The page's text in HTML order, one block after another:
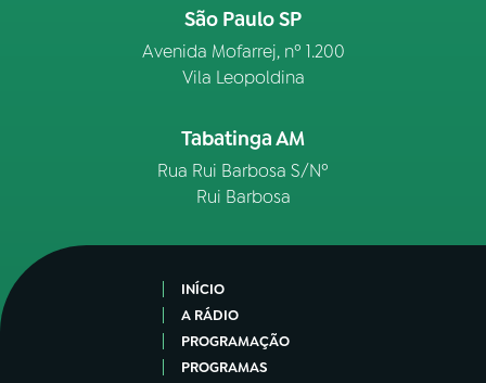
São Paulo SP
Avenida Mofarrej, nº 1.200
Vila Leopoldina
Tabatinga AM
Rua Rui Barbosa S/Nº
Rui Barbosa
INÍCIO
A RÁDIO
PROGRAMAÇÃO
PROGRAMAS